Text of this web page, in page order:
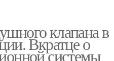
клапана в
Вкратце о
системы